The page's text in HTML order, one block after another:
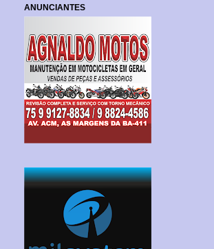
ANUNCIANTES